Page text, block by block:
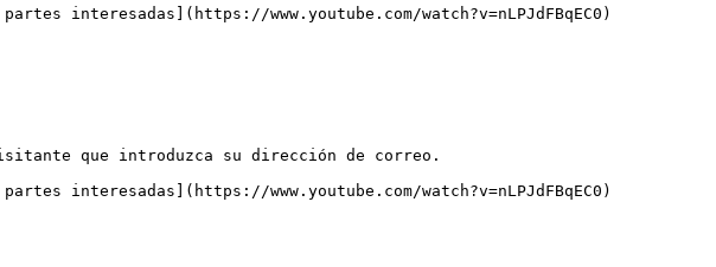
interesadas](https://www.youtube.com/watch?v=nLPJdFBqEC0)
que introduzca su dirección de correo.
interesadas](https://www.youtube.com/watch?v=nLPJdFBqEC0)